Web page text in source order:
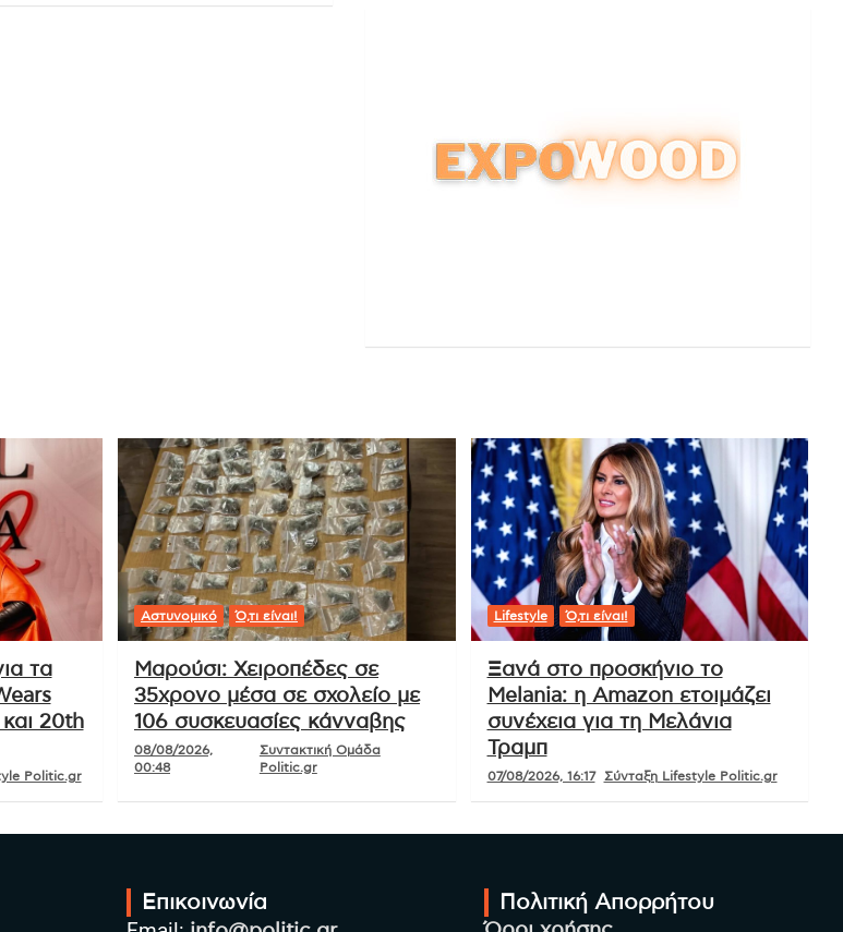
τα
20th
Politic.gr
Αστυνομικό Ό,τι είναι!
Μαρούσι: Χειροπέδες σε
35χρονο μέσα σε σχολείο με
106 συσκευασίες κάνναβης
08/08/2026,
00:48
Συντακτική Ομάδα
Politic.gr
Lifestyle Ό,τι είναι!
Ξανά στο προσκήνιο το
Melania: η Amazon ετοιμάζει
συνέχεια για τη Μελάνια
Τραμπ
07/08/2026, 16:17 Σύνταξη Lifestyle Politic.gr
Επικοινωνία Πολιτική Απορρήτου